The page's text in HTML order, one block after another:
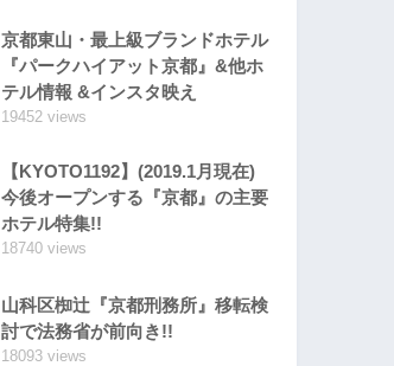
京都東山・最上級ブランドホテル
『パークハイアット京都』&他ホ
テル情報 &インスタ映え
19452 views
【KYOTO1192】(2019.1月現在)
今後オープンする『京都』の主要
ホテル特集!!
18740 views
山科区椥辻『京都刑務所』移転検
討で法務省が前向き!!
18093 views